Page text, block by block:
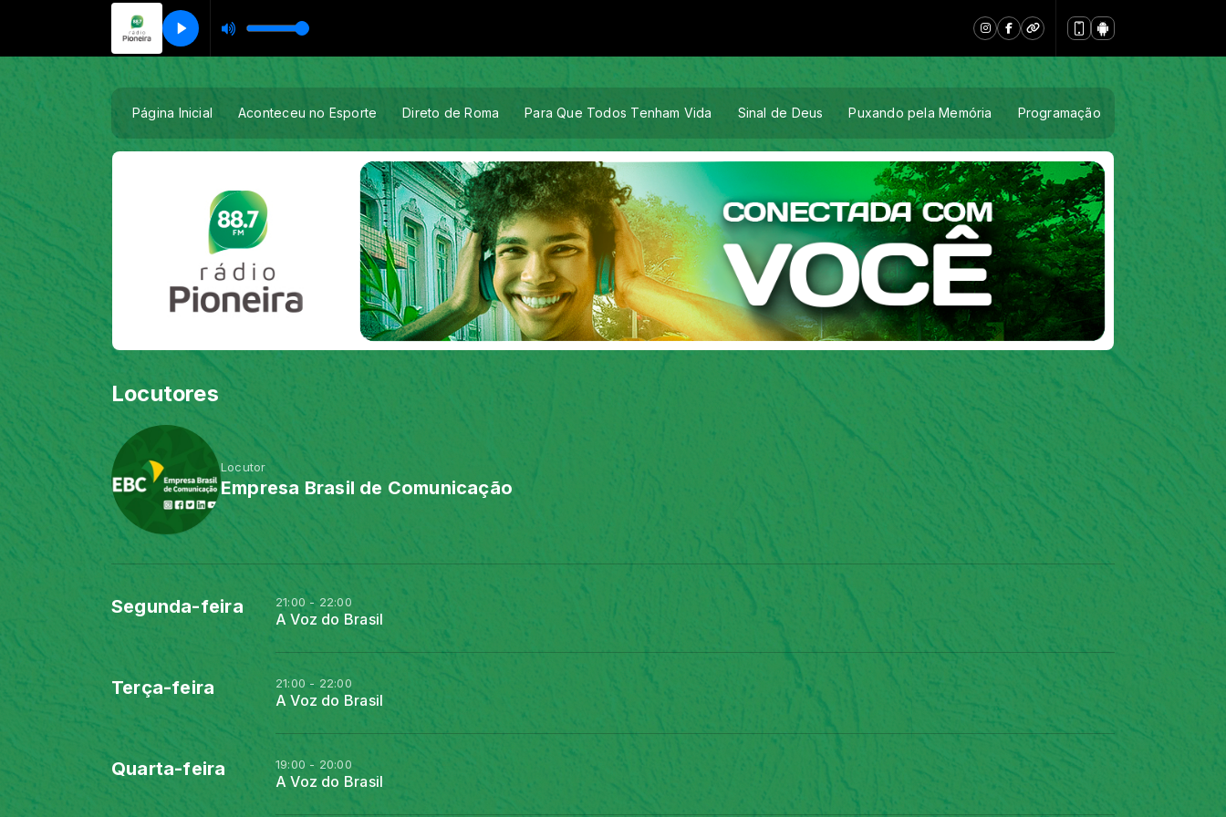
Página Inicial Aconteceu no Esporte Direto de Roma Para Que Todos Tenham Vida Sinal de Deus Puxando pela Memória Programação
Locutores
Locutor
Empresa Brasil de Comunicação
Segunda-feira 21:00 - 22:00
A Voz do Brasil
Terça-feira 21:00 - 22:00
A Voz do Brasil
Quarta-feira 19:00 - 20:00
A Voz do Brasil